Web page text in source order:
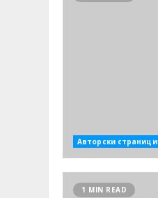
Авторски страници
1 MIN READ